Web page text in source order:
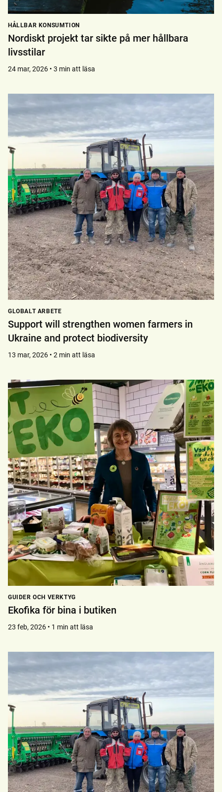
HÅLLBAR KONSUMTION
Nordiskt projekt tar sikte på mer hållbara
livsstilar
24 mar, 2026 • 3 min att läsa
GLOBALT ARBETE
Support will strengthen women farmers in
Ukraine and protect biodiversity
13 mar, 2026 • 2 min att läsa
GUIDER OCH VERKTYG
Ekofika för bina i butiken
23 feb, 2026 • 1 min att läsa